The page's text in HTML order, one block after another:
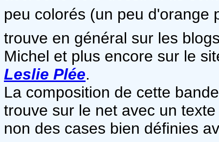
peu colorés (un peu d'orange
trouve en général sur les
Michel et plus encore sur le
Leslie Plée.
La composition de cette
trouve sur le net avec un
non des cases bien définies